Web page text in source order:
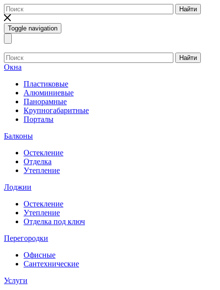
Найти
Toggle navigation
Найти
Окна
Пластиковые
Алюминиевые
Панорамные
Крупногабаритные
Порталы
Балконы
Остекление
Отделка
Утепление
Лоджии
Остекление
Утепление
Отделка под ключ
Перегородки
Офисные
Сантехнические
Услуги